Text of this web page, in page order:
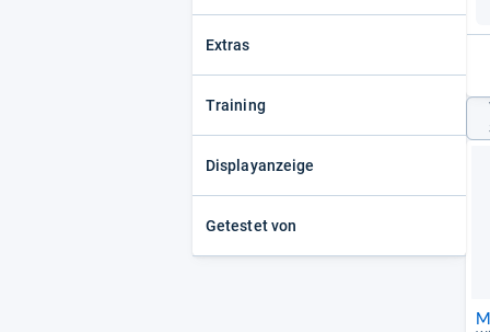
Hammer (9)
WaterRower
Sportstech (8)
Extras
Training
Displayanzeige
Getestet von